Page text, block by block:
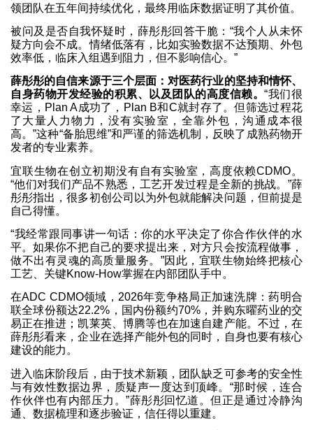
领团队在五年间持续优化，最终用临床数据证明了其价值。
被问及是否自我怀疑时，薛彤彤回答干脆：“我个人从未怀
疑方向会不成。情绪低落有，比如实验数据不达预期、外包
效率低，临床入组遇到阻力，但不影响信心。”
薛彤彤的自信来源于三个层面：对医药行业的坚持和情怀、
自身药物开发经验的积累、以及团队的高度信赖。“我们很
幸运，Plan A成功了，Plan B和C就封存了。但筛选过程花
了大量人力物力，没有实验室，全靠外包，沟通成本很
高。”这种“备胎思维”和严谨的筛选机制，反映了成熟药物开
发者的专业素养。
宜联生物在创立初期没有自有实验室，高度依赖CDMO。
“他们对我们产品不熟悉，工艺开发过程是全新的挑战。”薛
彤彤指出，很多初创公司以为外包就能解决问题，但前提是
自己得懂。
“我经常跟同事讲一句话：你的水平决定了你合作伙伴的水
平。如果你不把自己的要求提出来，对方只会按流程做事，
做不出有灵魂的高质量服务。”因此，宜联生物始终把核心
工艺、关键Know-How掌握在内部团队手中。
在ADC CDMO领域，2026年竞争格局正加速洗牌：药明合
联全球份额达22.2%，国内份额约70%，并购东曜药业的交
易正在推进；凯莱英、博腾等也在加速自建产能。不过，在
薛彤彤看来，企业在选择产能外包的同时，自身也要有核心
建设的能力。
进入临床阶段后，由于技术新颖，团队缺乏可参考的安全性
与有效性数据边界，质疑声一度达到顶峰。“那时候，连合
作伙伴也有内部压力。”薛彤彤回忆道。但正是通过冷静沟
通、数据梳理和逐步验证，信任得以重建。